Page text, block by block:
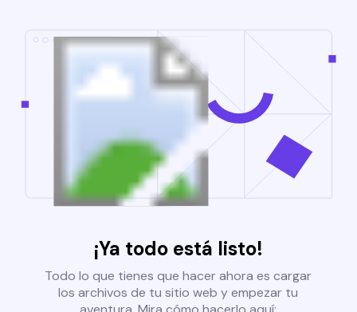
¡Ya todo está listo!
Todo lo que tienes que hacer ahora es cargar
los archivos de tu sitio web y empezar tu